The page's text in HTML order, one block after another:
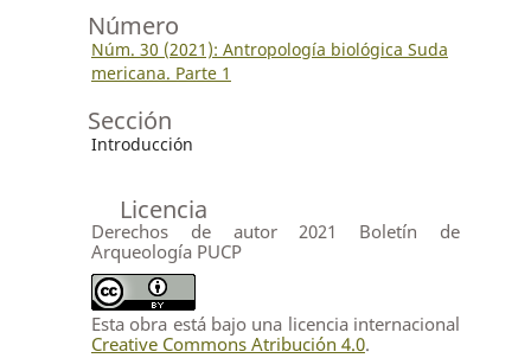
Número
Núm. 30 (2021): Antropología biológica Suda
mericana. Parte 1
Sección
Introducción
Licencia
Derechos de autor 2021 Boletín de
Arqueología PUCP
Esta obra está bajo una licencia internacional
Creative Commons Atribución 4.0.